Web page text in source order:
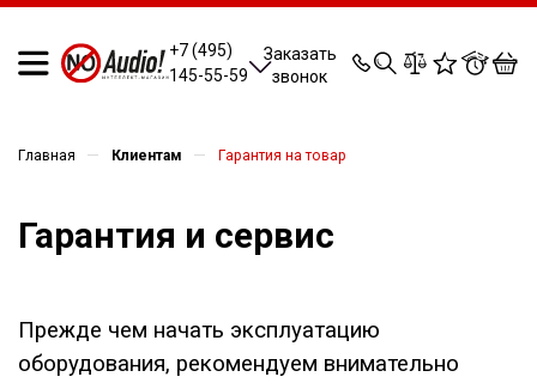
+7 (495)
145-55-59
Заказать
звонок
0 0 0 0
Главная — Клиентам — Гарантия на товар
Гарантия и сервис
Прежде чем начать эксплуатацию
оборудования, рекомендуем внимательно